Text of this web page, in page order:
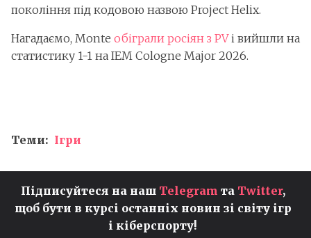
покоління під кодовою назвою Project Helix.
Нагадаємо, Monte обіграли росіян з PVі вийшли на
статистику 1-1 на IEM Cologne Major 2026.
Теми: Ігри
Підписуйтеся на наш Telegram та Twitter,
щоб бути в курсі останніх новин зі світу ігр
і кіберспорту!